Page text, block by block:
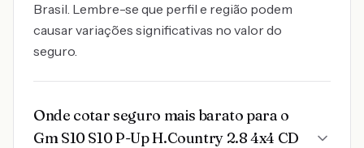
Brasil. Lembre-se que perfil e região podem
causar variações significativas no valor do
seguro.
Onde cotar seguro mais barato para o
Gm S10 S10 P-Up H.Country 2.8 4x4 CD